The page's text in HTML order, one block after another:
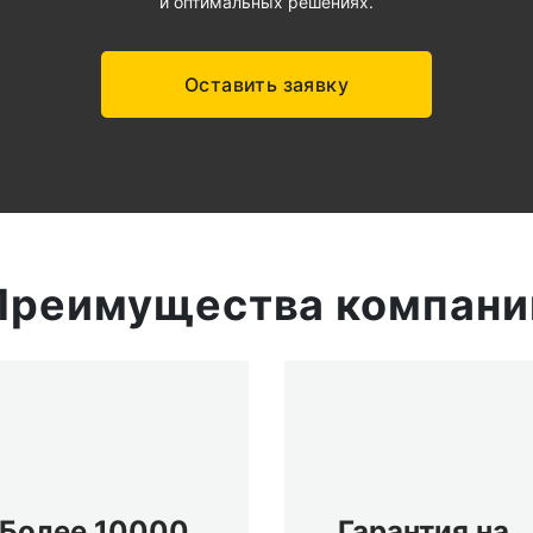
Оставить заявку